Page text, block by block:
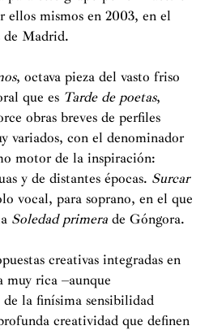
En la actualidad es la
General de Autores y
ellos mismos en 2003, en el
Madrid.
, octava pieza del vasto friso
que es Tarde de poetas,
obras breves de perfiles
variados, con el denominador
motor de la inspiración:
y de distantes épocas. Surcar
vocal, para soprano, en el que
Soledad primera de Góngora.
creativas integradas en
muy rica –aunque
la finísima sensibilidad
creatividad que definen